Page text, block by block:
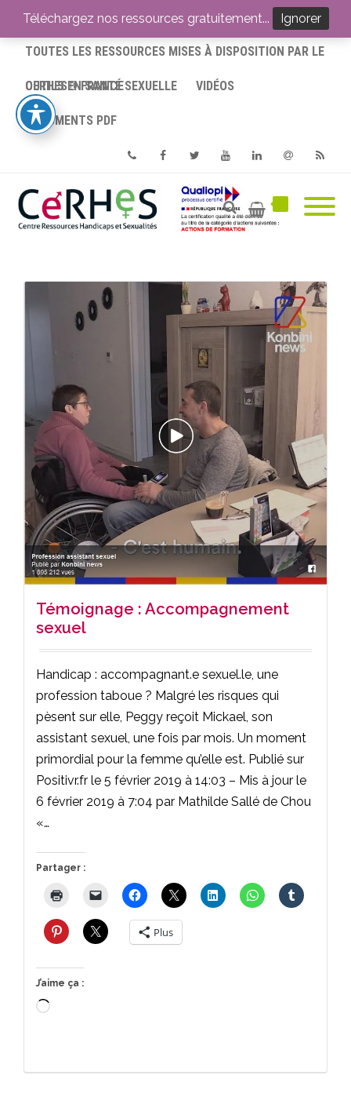
ACCUEIL
TOUTES LES RESSOURCES MISES À DISPOSITION PAR LE
CERHES® FRANCE
OUTILS EN SANTÉ SEXUELLE VIDÉOS
DOCUMENTS PDF
PhoneFacebookTwitterYoutube
Témoignage : Accompagnement
sexuel
Handicap : accompagnant.e sexuel.le, une
profession taboue ? Malgré les risques qui
pèsent sur elle, Peggy reçoit Mickael, son
assistant sexuel, une fois par mois. Un moment
primordial pour la femme qu’elle est. Publié sur
Positivr.fr le 5 février 2019 à 14:03 – Mis à jour le
6 février 2019 à 7:04 par Mathilde Sallé de Chou
«…
Partager :
Plus
J’aime ça :
Chargement…
Téléchargez nos ressources gratuitement... Ignorer